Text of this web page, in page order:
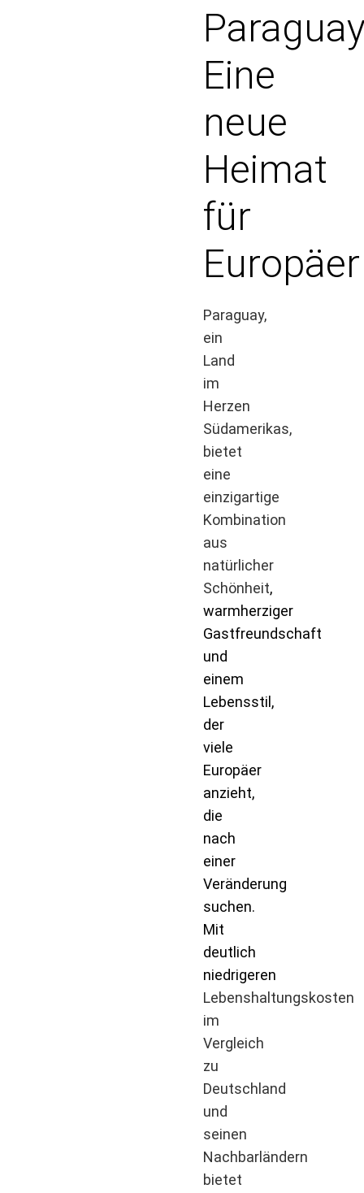
Eine
neue
Heimat
für
Europäer
Paraguay,
ein
Land
im
Herzen
Südamerikas,
bietet
eine
einzigartige
Kombination
aus
natürlicher
Schönheit,
warmherziger
Gastfreundschaft
und
einem
Lebensstil,
der
viele
Europäer
anzieht,
die
nach
einer
Veränderung
suchen.
Mit
deutlich
niedrigeren
Lebenshaltungskosten
im
Vergleich
zu
Deutschland
und
seinen
Nachbarländern
bietet